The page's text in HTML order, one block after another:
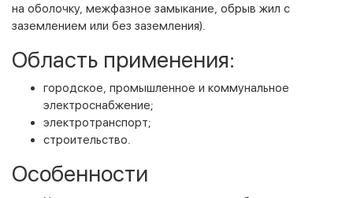
на оболочку, межфазное замыкание, обрыв жил с
заземлением или без заземления).
Область применения:
городское, промышленное и коммунальное
электроснабжение;
электротранспорт;
строительство.
Особенности